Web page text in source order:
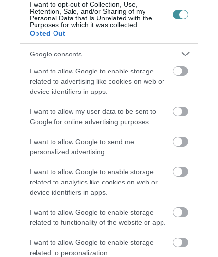
I want to opt-out of Collection, Use,
Retention, Sale, and/or Sharing of my
Personal Data that Is Unrelated with the
Purposes for which it was collected.
Opted Out
Google consents
I want to allow Google to enable storage
related to advertising like cookies on web or
device identifiers in apps.
I want to allow my user data to be sent to
Google for online advertising purposes.
I want to allow Google to send me
personalized advertising.
I want to allow Google to enable storage
related to analytics like cookies on web or
device identifiers in apps.
I want to allow Google to enable storage
related to functionality of the website or app.
I want to allow Google to enable storage
related to personalization.
A tervek grandiózusak és elvileg a pénzt is
megkapja rá Eger, ez önmagában nagyon
szuper, és csak örülni lehet neki. De a
beruházás sok kérdést is felvet, amelyekre
menet közben reméljük, megszületnek a
megnyugtató válazok. A legfontosabb, hogy ki
fogja fenntartani és miből az edzőközpontot és
a komplexumokat. A város saját forrásból?
Vagy kapunk rá majd központi támogatásokat?
Netán az edzőközpont annyi bevételt termel,
hogy önfenntartó lesz? A parkolóház is
könnyen juthat majd a piac melletti, hasonló
létesítmény sorsára, vagyis: a városnak
évente nagyon sok pénzt kell arra fordítania,
hogy a közel sem teljes kihasználtságú
épületet működtessék.